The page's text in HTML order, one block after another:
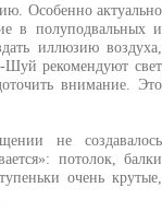
Особенно актуально
в полуподвальных и
иллюзию воздуха,
рекомендуют свет
внимание. Это
не создавалось
потолок, балки
очень крутые,